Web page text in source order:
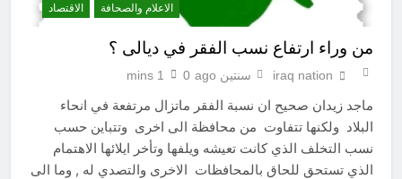
الاعلام والصحافة الاقتصاد
من وراء ارتفاع نسب الفقر في ديالى ؟
iraq nation سنتين ago 0
1 mins
ماجد زيدان صحيح ان نسبة الفقر ماتزال مرتفعة في انحاء
البلاد ولكنها تتفاوت من محافظة الى اخرى وتتباين حسب
نسب التخلف الذي كانت تعيشه ويلفها وتأخر ايلائها الاهتمام
الذي تستحق للحاق بالمحافظات الاخرى والتصدي له , وما الى